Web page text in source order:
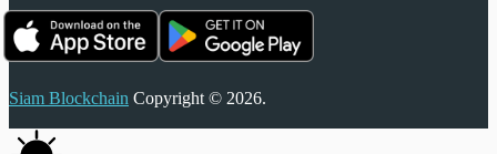
Siam Blockchain Copyright © 2026.